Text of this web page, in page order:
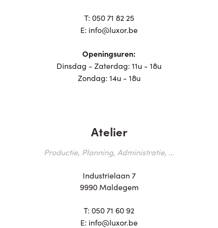
T: 050 71 82 25
E: info@luxor.be
Openingsuren:
Dinsdag - Zaterdag: 11u - 18u
Zondag: 14u - 18u
Atelier
Productie, Planning, Administratie, ...
Industrielaan 7
9990 Maldegem
T: 050 71 60 92
E: info@luxor.be